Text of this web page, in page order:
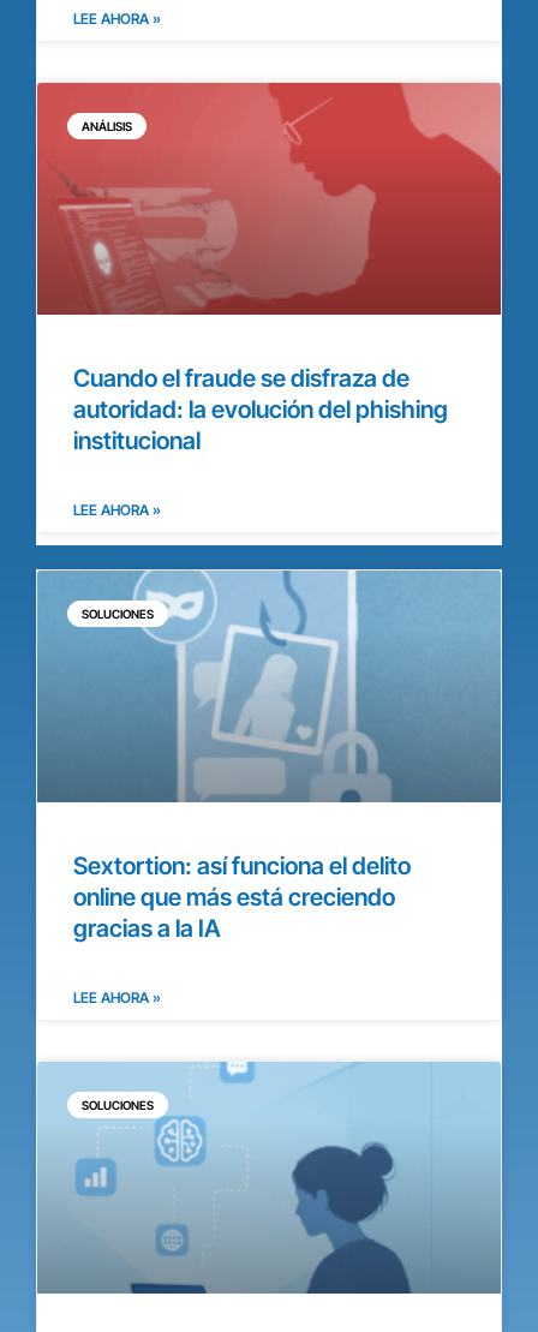
LEE AHORA »
ANÁLISIS
Cuando el fraude se disfraza de
autoridad: la evolución del phishing
institucional
LEE AHORA »
SOLUCIONES
Sextortion: así funciona el delito
online que más está creciendo
gracias a la IA
LEE AHORA »
SOLUCIONES